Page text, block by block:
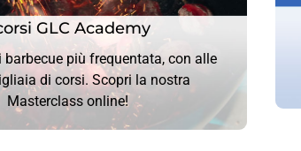
GLC Academy
barbecue più frequentata, con alle
di corsi. Scopri la nostra
Masterclass online!
GLC Academy
CLICCA QUI